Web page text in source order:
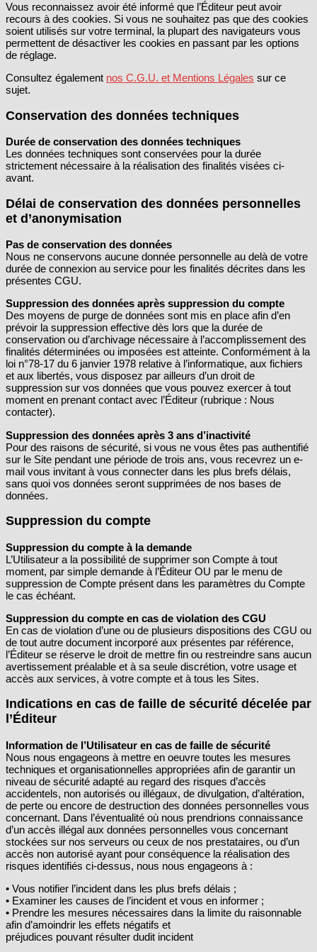
Vous reconnaissez avoir été informé que l’Éditeur peut avoir
recours à des cookies. Si vous ne souhaitez pas que des cookies
soient utilisés sur votre terminal, la plupart des navigateurs vous
permettent de désactiver les cookies en passant par les options
de réglage.
Consultez également nos C.G.U. et Mentions Légales sur ce
sujet.
Conservation des données techniques
Durée de conservation des données techniques
Les données techniques sont conservées pour la durée
strictement nécessaire à la réalisation des finalités visées ci-
avant.
Délai de conservation des données personnelles
et d’anonymisation
Pas de conservation des données
Nous ne conservons aucune donnée personnelle au delà de votre
durée de connexion au service pour les finalités décrites dans les
présentes CGU.
Suppression des données après suppression du compte
Des moyens de purge de données sont mis en place afin d’en
prévoir la suppression effective dès lors que la durée de
conservation ou d’archivage nécessaire à l’accomplissement des
finalités déterminées ou imposées est atteinte. Conformément à la
loi n°78-17 du 6 janvier 1978 relative à l’informatique, aux fichiers
et aux libertés, vous disposez par ailleurs d’un droit de
suppression sur vos données que vous pouvez exercer à tout
moment en prenant contact avec l’Éditeur (rubrique : Nous
contacter).
Suppression des données après 3 ans d’inactivité
Pour des raisons de sécurité, si vous ne vous êtes pas authentifié
sur le Site pendant une période de trois ans, vous recevrez un e-
mail vous invitant à vous connecter dans les plus brefs délais,
sans quoi vos données seront supprimées de nos bases de
données.
Suppression du compte
Suppression du compte à la demande
L’Utilisateur a la possibilité de supprimer son Compte à tout
moment, par simple demande à l’Éditeur OU par le menu de
suppression de Compte présent dans les paramètres du Compte
le cas échéant.
Suppression du compte en cas de violation des CGU
En cas de violation d’une ou de plusieurs dispositions des CGU ou
de tout autre document incorporé aux présentes par référence,
l’Éditeur se réserve le droit de mettre fin ou restreindre sans aucun
avertissement préalable et à sa seule discrétion, votre usage et
accès aux services, à votre compte et à tous les Sites.
Indications en cas de faille de sécurité décelée par
l’Éditeur
Information de l’Utilisateur en cas de faille de sécurité
Nous nous engageons à mettre en oeuvre toutes les mesures
techniques et organisationnelles appropriées afin de garantir un
niveau de sécurité adapté au regard des risques d’accès
accidentels, non autorisés ou illégaux, de divulgation, d’altération,
de perte ou encore de destruction des données personnelles vous
concernant. Dans l’éventualité où nous prendrions connaissance
d’un accès illégal aux données personnelles vous concernant
stockées sur nos serveurs ou ceux de nos prestataires, ou d’un
accès non autorisé ayant pour conséquence la réalisation des
risques identifiés ci-dessus, nous nous engageons à :
• Vous notifier l’incident dans les plus brefs délais ;
• Examiner les causes de l’incident et vous en informer ;
• Prendre les mesures nécessaires dans la limite du raisonnable
afin d’amoindrir les effets négatifs et
préjudices pouvant résulter dudit incident